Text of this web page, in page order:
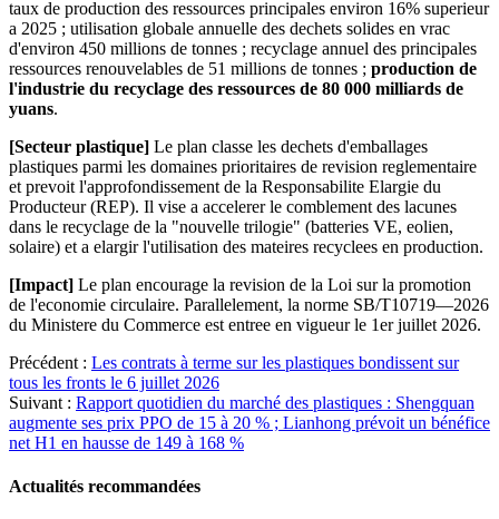
taux de production des ressources principales environ 16% superieur
a 2025 ; utilisation globale annuelle des dechets solides en vrac
d'environ 450 millions de tonnes ; recyclage annuel des principales
ressources renouvelables de 51 millions de tonnes ; production de
l'industrie du recyclage des ressources de 80 000 milliards de
yuans.
[Secteur plastique] Le plan classe les dechets d'emballages
plastiques parmi les domaines prioritaires de revision reglementaire
et prevoit l'approfondissement de la Responsabilite Elargie du
Producteur (REP). Il vise a accelerer le comblement des lacunes
dans le recyclage de la "nouvelle trilogie" (batteries VE, eolien,
solaire) et a elargir l'utilisation des mateires recyclees en production.
[Impact] Le plan encourage la revision de la Loi sur la promotion
de l'economie circulaire. Parallelement, la norme SB/T10719—2026
du Ministere du Commerce est entree en vigueur le 1er juillet 2026.
Précédent : Les contrats à terme sur les plastiques bondissent sur
tous les fronts le 6 juillet 2026
Suivant : Rapport quotidien du marché des plastiques : Shengquan
augmente ses prix PPO de 15 à 20 % ; Lianhong prévoit un bénéfice
net H1 en hausse de 149 à 168 %
Actualités recommandées